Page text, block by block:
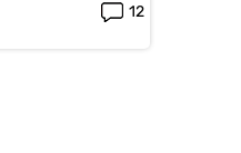
12